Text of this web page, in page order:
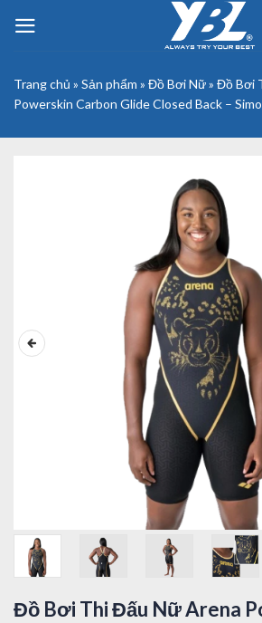
Trang chủ » Sản phẩm » Đồ Bơi Nữ» Đồ Bơi
Powerskin Carbon Glide Closed Back –
Đồ Bơi Thi Đấu Nữ Arena